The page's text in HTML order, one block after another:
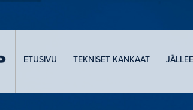
ETUSIVU TEKNISET KANKAAT